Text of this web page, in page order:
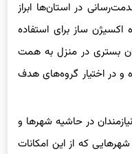
ساز برای استفاده
بستری در منزل به همت
و در اختیار گروه‌های هدف
در حاشیه شهرها و
شهرهایی که از این امکانات
توسط شبکه خادمیاران رضوی